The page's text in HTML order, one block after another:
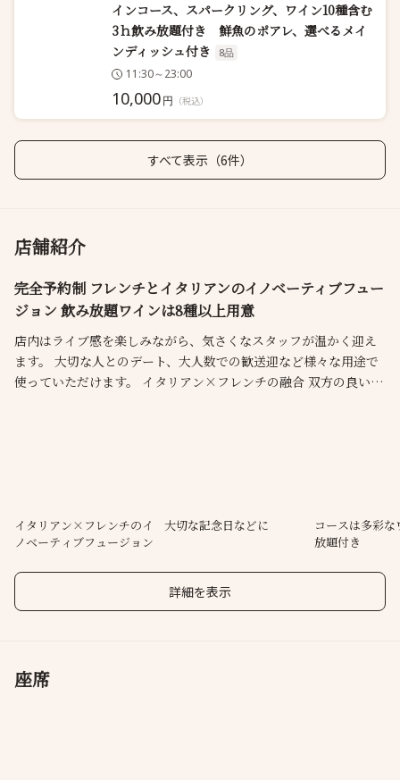
インコース、スパークリング、ワイン10種含む
3ｈ飲み放題付き 鮮魚のポアレ、選べるメイ
ンディッシュ付き
8品
11:30～23:00
10,000円 （税込）
すべて表示（6件）
店舗紹介
完全予約制 フレンチとイタリアンのイノベーティブフュー
ジョン 飲み放題ワインは8種以上用意
店内はライブ感を楽しみながら、気さくなスタッフが温かく迎え
ます。 大切な人とのデート、大人数での歓送迎など様々な用途で
使っていただけます。 イタリアン×フレンチの融合 双方の良いと
イタリアン×フレンチのイ
ノベーティブフュージョン
大切な記念日などに
コースは多彩
放題付き
詳細を表示
座席